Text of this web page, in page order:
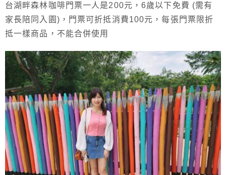
台湖畔森林咖啡門票一人是200元，6歲以下免費 (需有
家長陪同入園)，門票可折抵消費100元，每張門票限折
抵一樣商品，不能合併使用